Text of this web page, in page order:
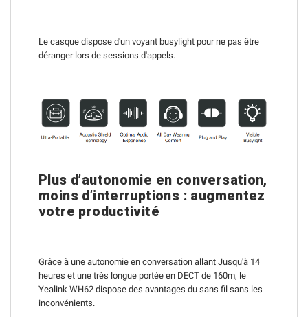
Le casque dispose d'un voyant busylight pour ne pas être
déranger lors de sessions d'appels.
Plus d’autonomie en conversation,
moins d’interruptions : augmentez
votre productivité
Grâce à une autonomie en conversation allant Jusqu'à 14
heures et une très longue portée en DECT de 160m, le
Yealink WH62 dispose des avantages du sans fil sans les
inconvénients.